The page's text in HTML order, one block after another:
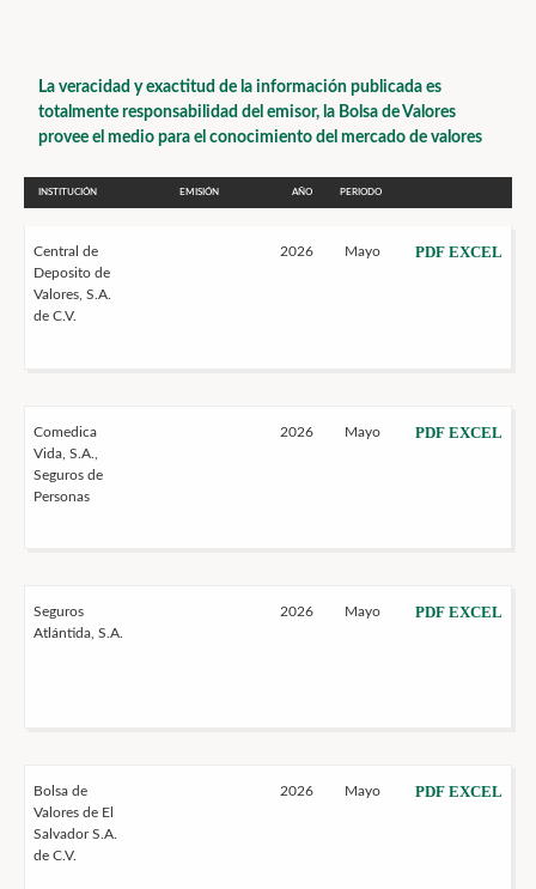
La veracidad y exactitud de la información publicada es
totalmente responsabilidad del emisor, la Bolsa de Valores
provee el medio para el conocimiento del mercado de valores
INSTITUCIÓN EMISIÓN AÑO PERIODO
Central de
Deposito de
Valores, S.A.
de C.V.
2026 Mayo PDF EXCEL
Comedica
Vida, S.A.,
Seguros de
Personas
2026 Mayo PDF EXCEL
Seguros
Atlántida, S.A.
2026 Mayo PDF EXCEL
Bolsa de
Valores de El
Salvador S.A.
de C.V.
2026 Mayo PDF EXCEL